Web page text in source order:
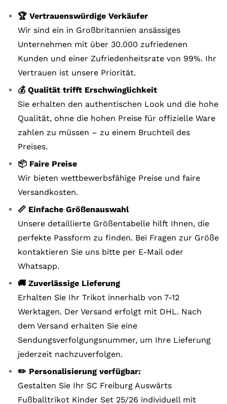
🏆 Vertrauenswürdige Verkäufer
Wir sind ein in Großbritannien ansässiges
Unternehmen mit über 30.000 zufriedenen
Kunden und einer Zufriedenheitsrate von 99%. Ihr
Vertrauen ist unsere Priorität.
💰 Qualität trifft Erschwinglichkeit
Sie erhalten den authentischen Look und die hohe
Qualität, ohne die hohen Preise für offizielle Ware
zahlen zu müssen – zu einem Bruchteil des
Preises.
📦 Faire Preise
Wir bieten wettbewerbsfähige Preise und faire
Versandkosten.
📏 Einfache Größenauswahl
Unsere detaillierte Größentabelle hilft Ihnen, die
perfekte Passform zu finden. Bei Fragen zur Größe
kontaktieren Sie uns bitte per E-Mail oder
Whatsapp.
🚚 Zuverlässige Lieferung
Erhalten Sie Ihr Trikot innerhalb von 7-12
Werktagen. Der Versand erfolgt mit DHL. Nach
dem Versand erhalten Sie eine
Sendungsverfolgungsnummer, um Ihre Lieferung
jederzeit nachzuverfolgen.
✏️ Personalisierung verfügbar:
Gestalten Sie Ihr SC Freiburg Auswärts
Fußballtrikot Kinder Set 25/26 individuell mit